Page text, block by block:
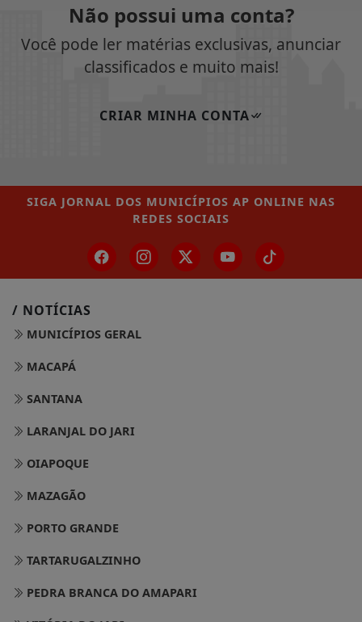
Não possui uma conta?
Você pode ler matérias exclusivas, anunciar
classificados e muito mais!
CRIAR MINHA CONTA
SIGA JORNAL DOS MUNICÍPIOS AP ONLINE NAS
REDES SOCIAIS
/ NOTÍCIAS
MUNICÍPIOS GERAL
MACAPÁ
SANTANA
LARANJAL DO JARI
OIAPOQUE
MAZAGÃO
PORTO GRANDE
TARTARUGALZINHO
PEDRA BRANCA DO AMAPARI